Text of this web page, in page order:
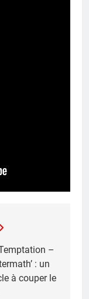
–
: un
à couper le